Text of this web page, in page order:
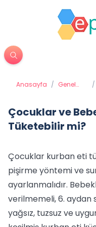
Anasayfa / Genel
/
Çocuklar ve
Tüketebilir mi?
Çocuklar kurban eti
pişirme yöntemi ve
ayarlanmalıdır.
verilmemeli, 6. aydan
yağsız, tuzsuz ve